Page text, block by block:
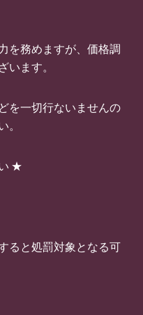
を務めますが、価格調
います。
を一切行ないませんの
。
★
ると処罰対象となる可